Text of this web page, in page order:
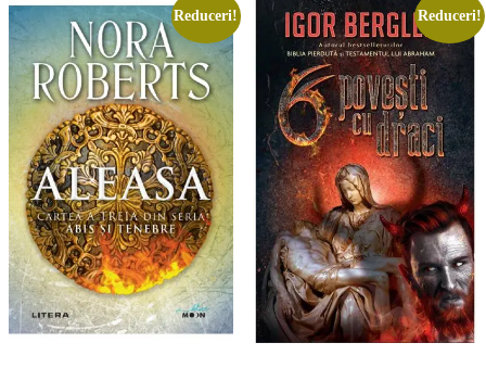
Reduceri! Reduceri!